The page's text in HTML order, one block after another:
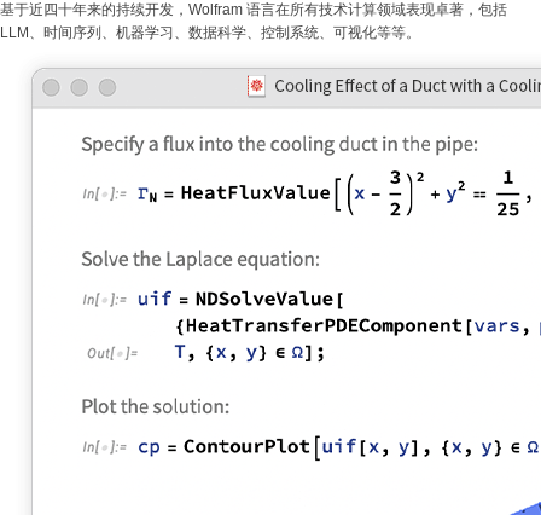
基于近四十年来的持续开发，Wolfram 语言在所有技术计算领域表现卓著，包括
LLM、时间序列、机器学习、数据科学、控制系统、可视化等等。